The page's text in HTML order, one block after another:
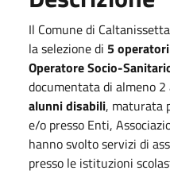
Il Comune di
la selezione di 5 operatori
Operatore Socio-
documentata di almeno 2
alunni disabili, maturata
e/o presso Enti,
hanno svolto servizi di
presso le istituzioni